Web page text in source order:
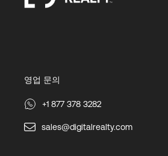
영업 문의
+1 877 378 3282
sales@digitalrealty.com